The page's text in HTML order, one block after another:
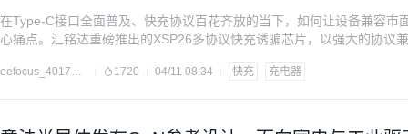
器可取电
在Type-C接口全面普及、快充协议百花齐放的当下，如何让设备兼容
心痛点。汇铭达重磅推出的XSP26多协议快充诱骗芯片，以强大的协议
为专业的Type-C受电端（sin
eefocus_4017655 1720 04/11 08:34 快充 充电器